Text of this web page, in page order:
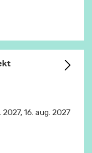
2027, 16. aug. 2027